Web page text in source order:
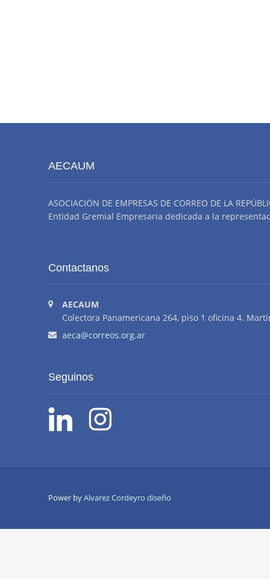
AECAUM
ASOCIACIÓN DE EMPRESAS DE CORREO DE LA
Entidad Gremial Empresaria dedicada a la
Contactanos
AECAUM
Colectora Panamericana 264, piso 1 oficina 4.
aeca@correos.org.ar
Seguinos
Power byAlvarez Cordeyro diseño